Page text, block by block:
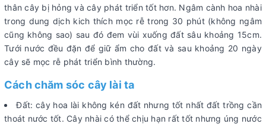
thân cây bị hỏng và cây phát triển tốt hơn. Ngâm cành hoa nhài
trong dung dịch kich thích mọc rễ trong 30 phút (không ngâm
cũng không sao) sau đó đem vùi xuống đất sâu khoảng 15cm.
Tưới nước đều đặn để giữ ẩm cho đất và sau khoảng 20 ngày
cây sẽ mọc rễ phát triển bình thường.
Cách chăm sóc cây lài ta
Đất: cây hoa lài không kén đất nhưng tốt nhất đất trồng cần
thoát nước tốt. Cây nhài có thể chịu hạn rất tốt nhưng úng nước